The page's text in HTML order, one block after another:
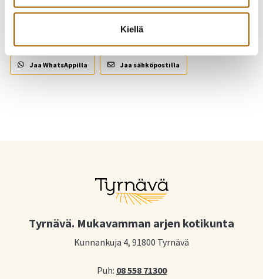
Kiellä
Kutsu kaveri mukaan!
Jaa WhatsAppilla Jaa sähköpostilla
Tyrnävä. Mukavamman arjen kotikunta
Kunnankuja 4, 91800 Tyrnävä
Puh: 08 558 71300